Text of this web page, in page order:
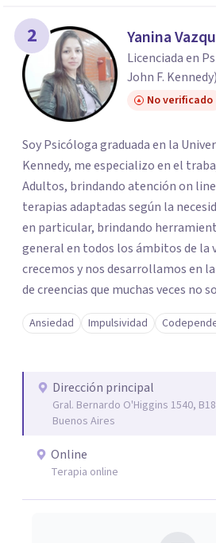
2 Yanina
Licenciada en
John F. Kennedy)
No verificado
Soy Psicóloga graduada en la
Kennedy, me especializo en el
Adultos, brindando atención on
terapias adaptadas según la
en particular, brindando
general en todos los ámbitos de la
crecemos y nos desarrollamos en
de creencias que muchas veces no
son erróneas acerca de nosotros
general, incluyendo los vínculos con
camino. Por eso trabajo en la
creencias limitantes para vivir una
verdadero ser.
Ansiedad Impulsividad
Dirección principal
Gral. Bernardo O'Higgins 1540,
Buenos Aires
Online
Terapia online